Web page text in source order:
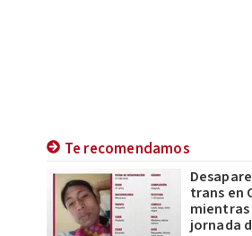
Te recomendamos
trans en
jornada